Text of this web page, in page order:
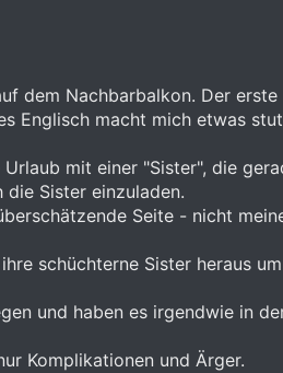
dem Nachbarbalkon. Der
Englisch macht mich etwas
mit einer "Sister", die
Sister einzuladen.
Seite - nicht
schüchterne Sister heraus
und haben es irgendwie in
Komplikationen und Ärger.